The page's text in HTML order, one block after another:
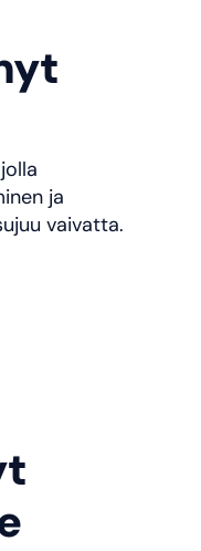
ja
vaivatta.